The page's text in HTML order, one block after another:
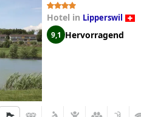
Hotel in Lipperswil
9,1 Hervorragend